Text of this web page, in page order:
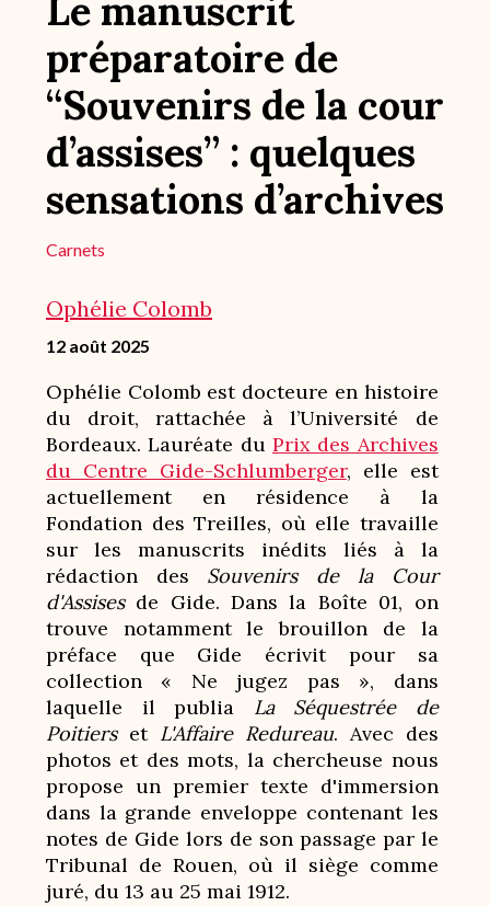
Le manuscrit
préparatoire de
“Souvenirs de la cour
d’assises” : quelques
sensations d’archives
Carnets
Ophélie Colomb
12 août 2025
Ophélie Colomb est docteure en histoire
du droit, rattachée à l’Université de
Bordeaux. Lauréate du Prix des Archives
du Centre Gide-Schlumberger, elle est
actuellement en résidence à la
Fondation des Treilles, où elle travaille
sur les manuscrits inédits liés à la
rédaction des Souvenirs de la Cour
d'Assisesde Gide. Dans la Boîte 01, on
trouve notamment le brouillon de la
préface que Gide écrivit pour sa
collection « Ne jugez pas », dans
laquelle il publia La Séquestrée de
Poitiers et L'Affaire Redureau. Avec des
photos et des mots, la chercheuse nous
propose un premier texte d'immersion
dans la grande enveloppe contenant les
notes de Gide lors de son passage par le
Tribunal de Rouen, où il siège comme
juré, du 13 au 25 mai 1912.